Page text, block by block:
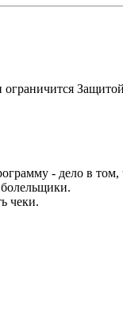
Защитой
- дело в
чеки.